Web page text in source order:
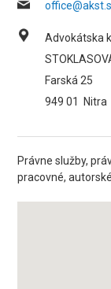
Advokátska
Farská 25
949 01
Nitra
Právne služby,
pracovné,